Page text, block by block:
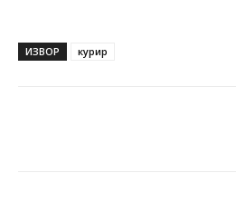
ИЗВОР курир